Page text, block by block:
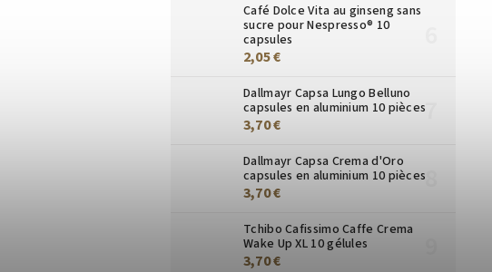
Café Dolce Vita au ginseng sans
sucre pour Nespresso® 10
capsules
2,05 €
Dallmayr Capsa Lungo Belluno
capsules en aluminium 10 pièces
3,70 €
Dallmayr Capsa Crema d'Oro
capsules en aluminium 10 pièces
3,70 €
Tchibo Cafissimo Caffe Crema
Wake Up XL 10 gélules
3,70 €